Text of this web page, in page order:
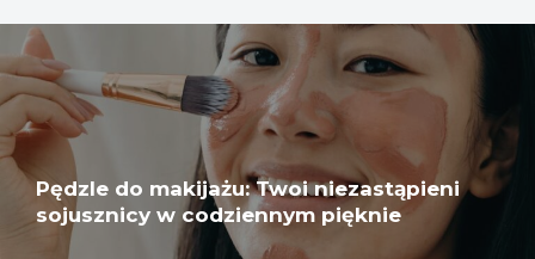
Pędzle do makijażu: Twoi niezastąpieni
sojusznicy w codziennym pięknie